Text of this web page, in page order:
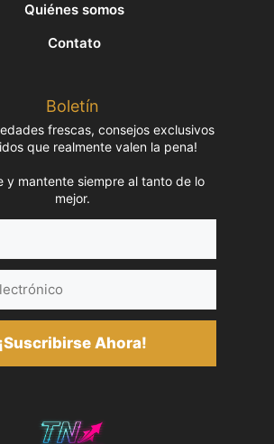
Quiénes somos
Contato
Boletín
frescas, consejos exclusivos
que realmente valen la pena!
y mantente siempre al tanto de lo
mejor.
¡Suscribirse Ahora!